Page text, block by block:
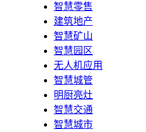
智慧零售
建筑地产
智慧矿山
智慧园区
无人机应用
智慧城管
明厨亮灶
智慧交通
智慧城市